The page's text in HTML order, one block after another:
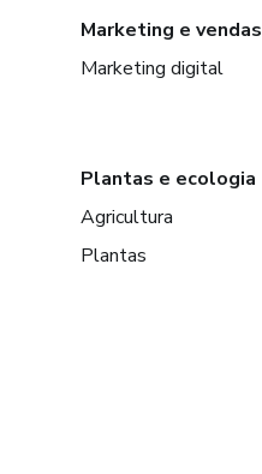
Marketing e vendas
Marketing digital
Plantas e ecologia
Agricultura
Plantas